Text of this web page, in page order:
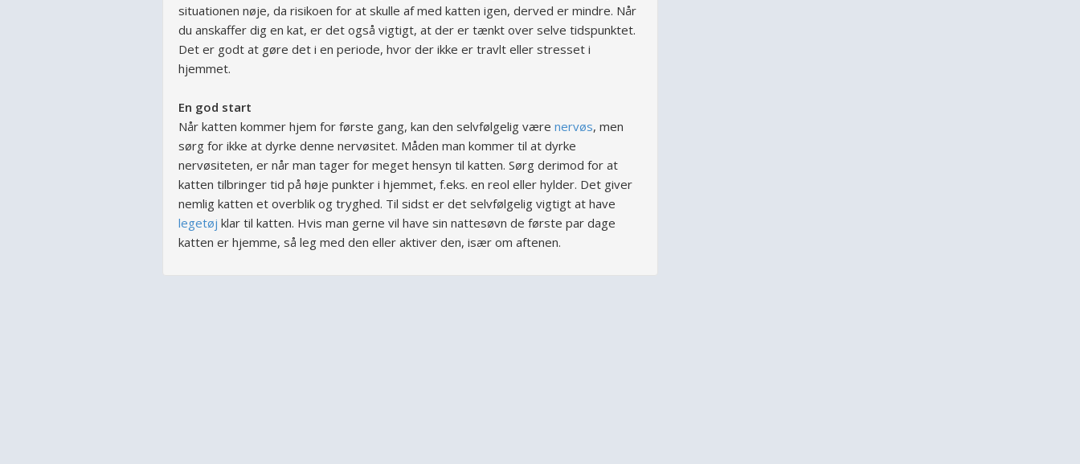
situationen nøje, da risikoen for at skulle af med katten igen, derved er mindre. Når
du anskaffer dig en kat, er det også vigtigt, at der er tænkt over selve tidspunktet.
Det er godt at gøre det i en periode, hvor der ikke er travlt eller stresset i
hjemmet.
En god start
Når katten kommer hjem for første gang, kan den selvfølgelig være nervøs, men
sørg for ikke at dyrke denne nervøsitet. Måden man kommer til at dyrke
nervøsiteten, er når man tager for meget hensyn til katten. Sørg derimod for at
katten tilbringer tid på høje punkter i hjemmet, f.eks. en reol eller hylder. Det giver
nemlig katten et overblik og tryghed. Til sidst er det selvfølgelig vigtigt at have
legetøj klar til katten. Hvis man gerne vil have sin nattesøvn de første par dage
katten er hjemme, så leg med den eller aktiver den, især om aftenen.